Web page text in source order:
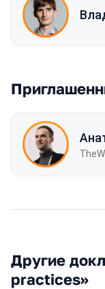
Другие
practices»